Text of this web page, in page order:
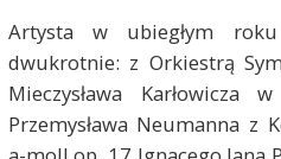
Artysta w ubiegłym
dwukrotnie: z Orkiestrą
Mieczysława Karłowicza
Przemysława Neumanna z